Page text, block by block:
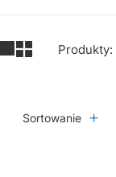
Produkty:
Sortowanie